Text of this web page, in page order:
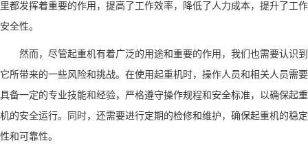
里都发挥着重要的作用，提高了工作效率，降低了人力成本，提升了工作
安全性。
然而，尽管起重机有着广泛的用途和重要的作用，我们也需要认识到
它所带来的一些风险和挑战。在使用起重机时，操作人员和相关人员需要
具备一定的专业技能和经验，严格遵守操作规程和安全标准，以确保起重
机的安全运行。同时，还需要进行定期的检修和维护，确保起重机的稳定
性和可靠性。